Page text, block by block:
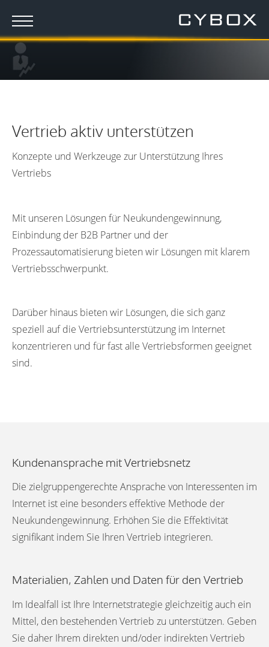
Vertrieb aktiv unterstützen
Konzepte und Werkzeuge zur Unterstützung Ihres
Vertriebs
Mit unseren Lösungen für Neukundengewinnung,
Einbindung der B2B Partner und der
Prozessautomatisierung bieten wir Lösungen mit klarem
Vertriebsschwerpunkt.
Darüber hinaus bieten wir Lösungen, die sich ganz
speziell auf die Vertriebsunterstützung im Internet
konzentrieren und für fast alle Vertriebsformen geeignet
sind.
Kundenansprache mit Vertriebsnetz
Die zielgruppengerechte Ansprache von Interessenten im
Internet ist eine besonders effektive Methode der
Neukundengewinnung. Erhöhen Sie die Effektivität
signifikant indem Sie Ihren Vertrieb integrieren.
Materialien, Zahlen und Daten für den Vertrieb
Im Idealfall ist Ihre Internetstrategie gleichzeitig auch ein
Mittel, den bestehenden Vertrieb zu unterstützen. Geben
Sie daher Ihrem direkten und/oder indirekten Vertrieb